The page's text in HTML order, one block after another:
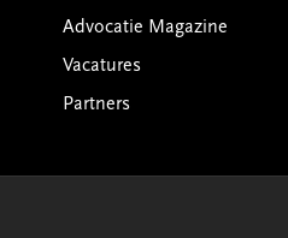
Advocatie Magazine
Vacatures
Partners